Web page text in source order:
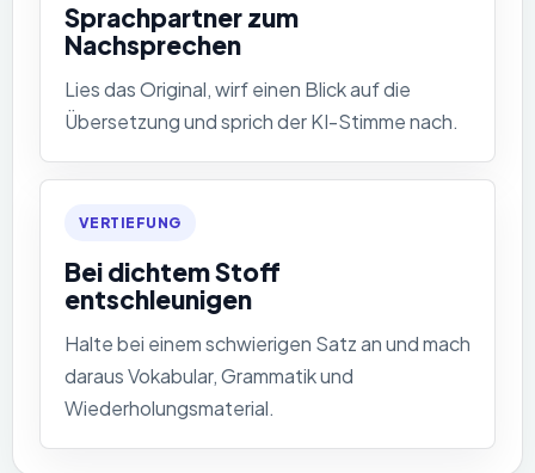
Sprachpartner zum
Nachsprechen
Lies das Original, wirf einen Blick auf die
Übersetzung und sprich der KI-Stimme nach.
VERTIEFUNG
Bei dichtem Stoff
entschleunigen
Halte bei einem schwierigen Satz an und mach
daraus Vokabular, Grammatik und
Wiederholungsmaterial.